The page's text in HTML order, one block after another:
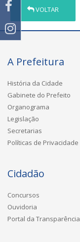
VOLTAR
A Prefeitura
História da Cidade
Gabinete do Prefeito
Organograma
Legislação
Secretarias
Políticas de Privacidade
Cidadão
Concursos
Ouvidoria
Portal da Transparência